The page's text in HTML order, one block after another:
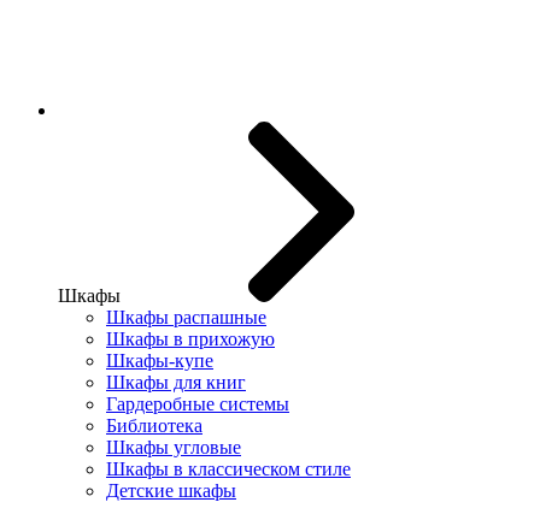
Шкафы
Шкафы распашные
Шкафы в прихожую
Шкафы-купе
Шкафы для книг
Гардеробные системы
Библиотека
Шкафы угловые
Шкафы в классическом стиле
Детские шкафы